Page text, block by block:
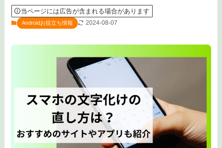
当ページには広告が含まれる場合があります
Androidお役立ち情報 2024-08-07